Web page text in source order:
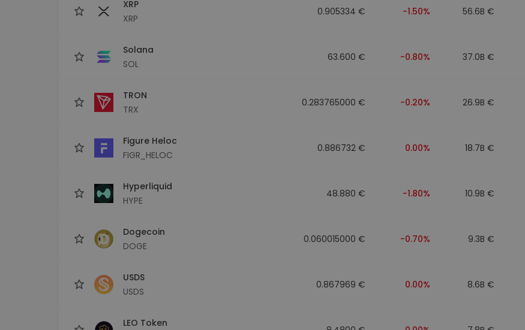
XRP
XRP
0.905334 € -1.50% 56.6B €
Solana
SOL
63.600 € -0.80% 37.0B €
TRON
TRX
0.283765000 € -0.20% 26.9B €
Figure Heloc
FIGR_HELOC
0.886732 € 0.00% 18.7B €
Hyperliquid
HYPE
48.880 € -1.80% 10.9B €
Dogecoin
DOGE
0.060015000 € -0.70% 9.3B €
USDS
USDS
0.867969 € 0.00% 8.6B €
LEO Token